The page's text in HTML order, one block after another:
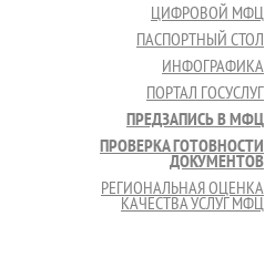
ЦИФРОВОЙ МФЦ
ПАСПОРТНЫЙ СТОЛ
ИНФОГРАФИКА
ПОРТАЛ ГОСУСЛУГ
ПРЕДЗАПИСЬ В МФЦ
ПРОВЕРКА ГОТОВНОСТИ
ДОКУМЕНТОВ
РЕГИОНАЛЬНАЯ ОЦЕНКА
КАЧЕСТВА УСЛУГ МФЦ